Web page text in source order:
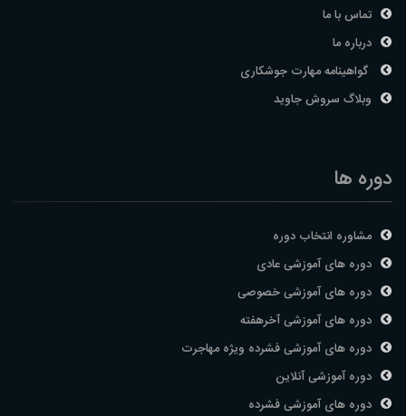
تماس با ما
درباره ما
گواهینامه مهارت جوشکاری
وبلاگ سروش جاوید
دوره ها
مشاوره انتخاب دوره
دوره های آموزشی عادی
دوره های آموزشی خصوصی
دوره های آموزشی آخرهفته
دوره های آموزشی فشرده ویژه مهاجرت
دوره آموزشی آنلاین
دوره های آموزشی فشرده